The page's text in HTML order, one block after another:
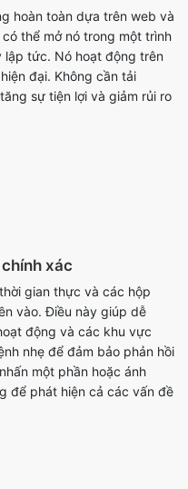
hoàn toàn dựa trên web và
thể mở nó trong một trình
tức. Nó hoạt động trên
đại. Không cần tải
sự tiện lợi và giảm rủi ro
xác
gian thực và các hộp
vào. Điều này giúp dễ
động và các khu vực
nhẹ để đảm bảo phản hồi
một phần hoặc ánh
để phát hiện cả các vấn đề